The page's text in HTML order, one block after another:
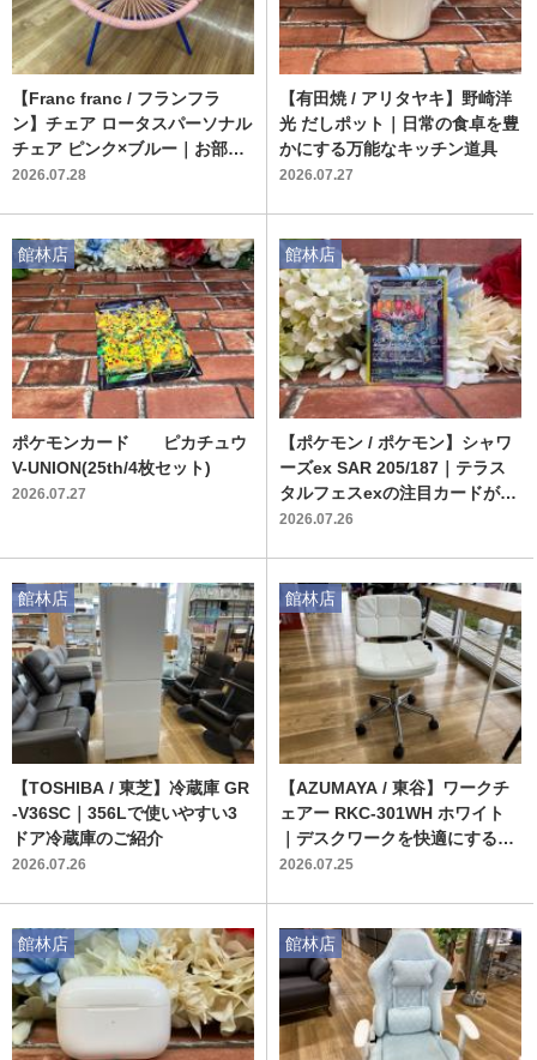
【Franc franc / フランフラ
ン】チェア ロータスパーソナル
チェア ピンク×ブルー｜お部屋
のアクセントになる中古の一人
2026.07.28
【有田焼 / アリタヤキ】野崎洋
光 だしポット｜日常の食卓を豊
かにする万能なキッチン道具
2026.07.27
ポケモンカード ピカチュウ
V-UNION(25th/4枚セット)
2026.07.27
館林店
【ポケモン / ポケモン】シャワ
ーズex SAR 205/187｜テラス
タルフェスexの注目カードが入
荷！
2026.07.26
館林店
【TOSHIBA / 東芝】冷蔵庫 GR
-V36SC｜356Lで使いやすい3
ドア冷蔵庫のご紹介
2026.07.26
館林店
【AZUMAYA / 東谷】ワークチ
ェアー RKC-301WH ホワイト
｜デスクワークを快適にする中
古の椅子が入荷
2026.07.25
館林店
館林店 館林店